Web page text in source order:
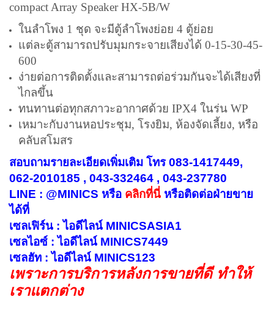
compact Array Speaker HX-5B/W
ในลำโพง 1 ชุด จะมีตู้ลำโพงย่อย 4 ตู้ย่อย
แต่ละตู้สามารถปรับมุมกระจายเสียงได้ 0-15-30-45-
600
ง่ายต่อการติดตั้งและสามารถต่อร่วมกันจะได้เสียงที่
ไกลขึ้น
ทนทานต่อทุกสภาวะอากาศด้วย IPX4 ในร่น WP
เหมาะกับงานหอประชุม, โรงยิม, ห้องจัดเลี้ยง, หรือ
คลับสโมสร
สอบถามรายละเอียดเพิ่มเติม โทร 083-1417449,
062-2010185 , 043-332464 , 043-237780
LINE : @MINICS หรือ คลิกที่นี่ หรือติดต่อฝ่ายขาย
ได้ที่
เซลเฟิร์น : ไอดีไลน์ MINICSASIA1
เซลไอซ์ : ไอดีไลน์ MINICS7449
เซลฮัท : ไอดีไลน์ MINICS123
เพราะการบริการหลังการขายที่ดี ทำให้
เราแตกต่าง